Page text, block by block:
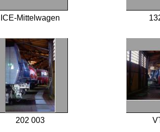
ICE-Mittelwagen
202 003